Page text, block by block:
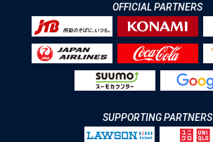
OFFICIAL PARTNERS
SUPPORTING PARTNERS